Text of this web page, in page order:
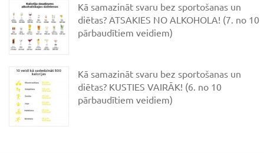
Kā samazināt svaru bez sportošanas un
diētas? ATSAKIES NO ALKOHOLA! (7. no 10
pārbaudītiem veidiem)
Kā samazināt svaru bez sportošanas un
diētas? KUSTIES VAIRĀK! (6. no 10
pārbaudītiem veidiem)